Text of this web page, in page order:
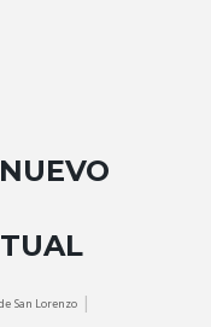
San Lorenzo